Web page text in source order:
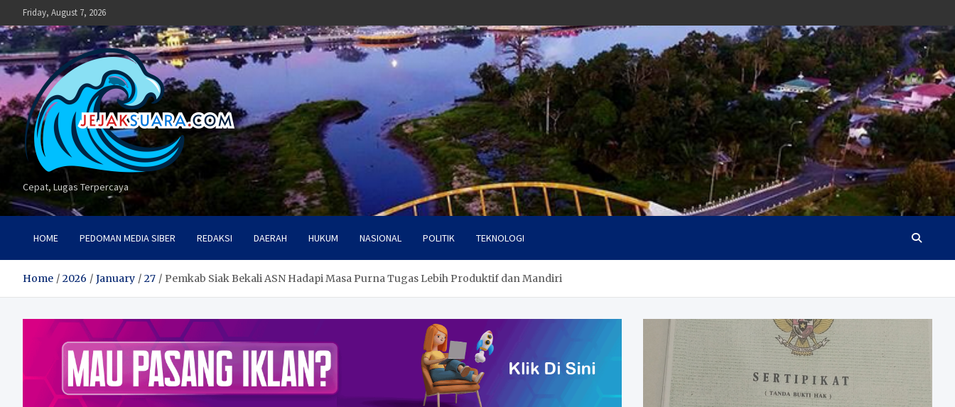
to
content
Friday, August 7, 2026
Cepat, Lugas Terpercaya
HOME PEDOMAN MEDIA SIBER REDAKSI DAERAH HUKUM NASIONAL POLITIK TEKNOLOGI
Home 2026 January 27 Pemkab Siak Bekali ASN Hadapi Masa Purna Tugas Lebih Produktif dan Mandiri